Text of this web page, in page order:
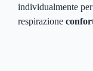
individualmente
respirazione